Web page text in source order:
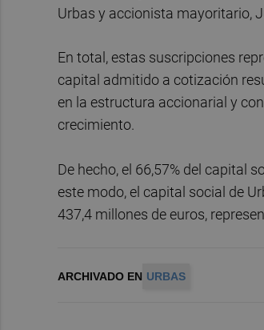
Urbas y accionista mayoritario,
En total, estas suscripciones
capital admitido a cotización
en la estructura accionarial y
crecimiento.
De hecho, el 66,57% del capital
este modo, el capital social de
437,4 millones de euros,
ARCHIVADO EN URBAS